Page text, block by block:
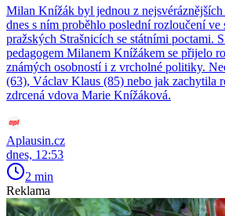
Milan Knížák byl jednou z nejsvéráznějších
dnes s ním proběhlo poslední rozloučení ve
pražských Strašnicích se státními poctami.
pedagogem Milanem Knížákem se přijelo
známých osobností i z vrcholné politiky.
(63), Václav Klaus (85) nebo jak zachytila
zdrcená vdova Marie Knížáková.
Aplausin.cz
dnes, 12:53
2 min
Reklama